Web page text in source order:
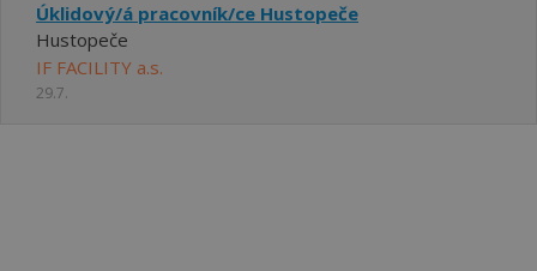
Úklidový/á pracovník/ce Hustopeče
Hustopeče
IF FACILITY a.s.
29.7.